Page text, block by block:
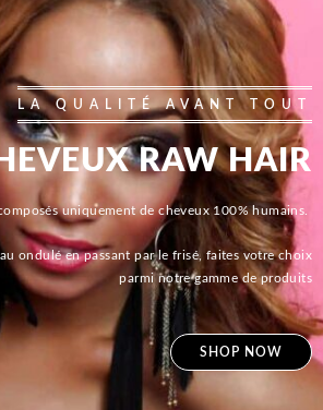
LA QUALITÉ AVANT TOUT
RAW HAIR
uniquement de cheveux 100% humains.
ondulé en passant par le frisé, faites votre choix
parmi notre gamme de produits
SHOP NOW